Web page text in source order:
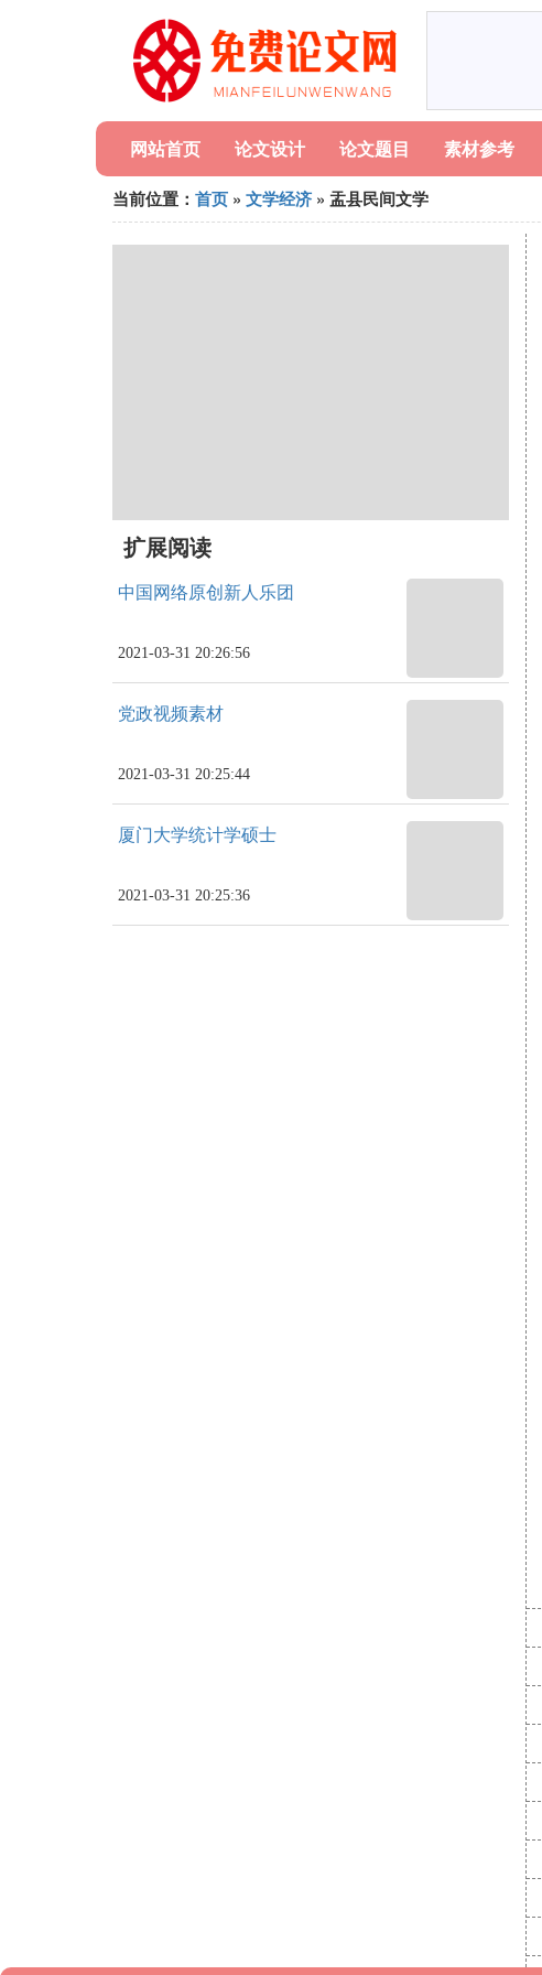
网站首页 论文设计 论文题目 素材参考
当前位置： 首页 » 文学经济 » 盂县民间文学
扩展阅读
中国网络原创新人乐团
2021-03-31 20:26:56
党政视频素材
2021-03-31 20:25:44
厦门大学统计学硕士
2021-03-31 20:25:36